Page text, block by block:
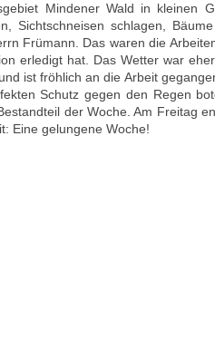
Mindener Wald in kleinen
Sichtschneisen schlagen,
Frümann. Das waren die
erledigt hat. Das Wetter war
ist fröhlich an die Arbeit
Schutz gegen den Regen
der Woche. Am Freitag
Eine gelungene Woche!